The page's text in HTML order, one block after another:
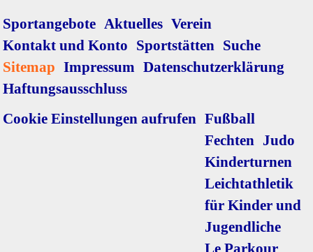
Navigation
überspringen
Sportangebote Aktuelles Verein
Kontakt und Konto Sportstätten Suche
Sitemap Impressum Datenschutzerklärung
Haftungsausschluss
Cookie Einstellungen aufrufen Navigation
überspringen
Fußball
Fechten Judo
Kinderturnen
Leichtathletik
für Kinder und
Jugendliche
Le Parkour